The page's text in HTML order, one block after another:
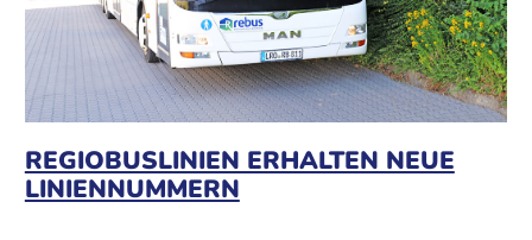
REGIOBUSLINIEN ERHALTEN NEUE
LINIENNUMMERN